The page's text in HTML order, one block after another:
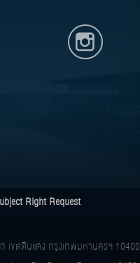
Right Request
เขตดินแดง กรุงเทพมหานครฯ 10400